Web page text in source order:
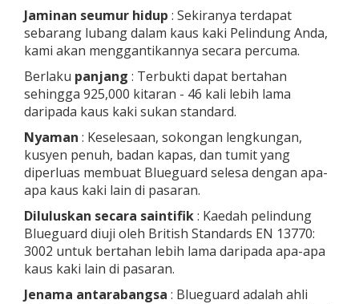
Jaminan seumur hidup : Sekiranya terdapat
sebarang lubang dalam kaus kaki Pelindung Anda,
kami akan menggantikannya secara percuma.
Berlaku panjang : Terbukti dapat bertahan
sehingga 925,000 kitaran - 46 kali lebih lama
daripada kaus kaki sukan standard.
Nyaman : Keselesaan, sokongan lengkungan,
kusyen penuh, badan kapas, dan tumit yang
diperluas membuat Blueguard selesa dengan apa-
apa kaus kaki lain di pasaran.
Diluluskan secara saintifik: Kaedah pelindung
Blueguard diuji oleh British Standards EN 13770:
3002 untuk bertahan lebih lama daripada apa-apa
kaus kaki lain di pasaran.
Jenama antarabangsa : Blueguard adalah ahli